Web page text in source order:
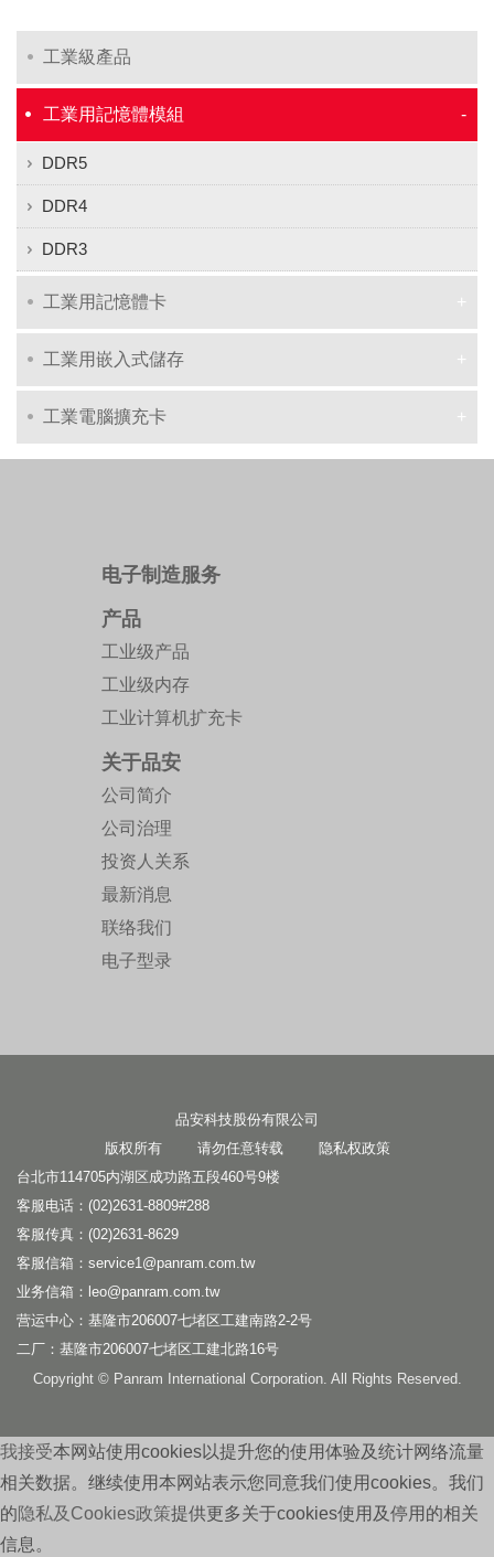
工業級產品
工業用記憶體模組
DDR5
DDR4
DDR3
工業用記憶體卡
工業用嵌入式儲存
工業電腦擴充卡
电子制造服务
产品
工业级产品
工业级内存
工业计算机扩充卡
关于品安
公司简介
公司治理
投资人关系
最新消息
联络我们
电子型录
品安科技股份有限公司
版权所有 请勿任意转载 隐私权政策
台北市114705内湖区成功路五段460号9楼
客服电话：(02)2631-8809#288
客服传真：(02)2631-8629
客服信箱： service1@panram.com.tw
业务信箱： leo@panram.com.tw
营运中心：基隆市206007七堵区工建南路2-2号
二厂：基隆市206007七堵区工建北路16号
Copyright © Panram International Corporation. All Rights Reserved.
我接受本网站使用cookies以提升您的使用体验及统计网络流量
相关数据。继续使用本网站表示您同意我们使用cookies。我们
的隐私及Cookies政策提供更多关于cookies使用及停用的相关
信息。